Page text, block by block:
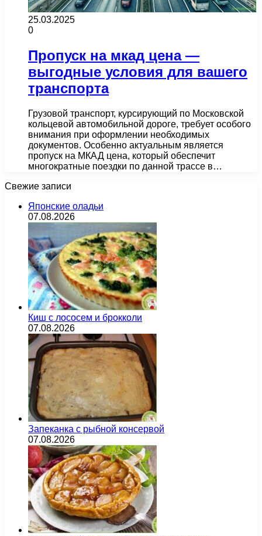
25.03.2025
0
Пропуск на мкад цена —
выгодные условия для вашего
транспорта
Грузовой транспорт, курсирующий по Московской
кольцевой автомобильной дороге, требует особого
внимания при оформлении необходимых
документов. Особенно актуальным является
пропуск на МКАД цена, который обеспечит
многократные поездки по данной трассе в…
Свежие записи
Японские оладьи
07.08.2026
Киш с лососем и брокколи
07.08.2026
Запеканка с рыбной консервой
07.08.2026